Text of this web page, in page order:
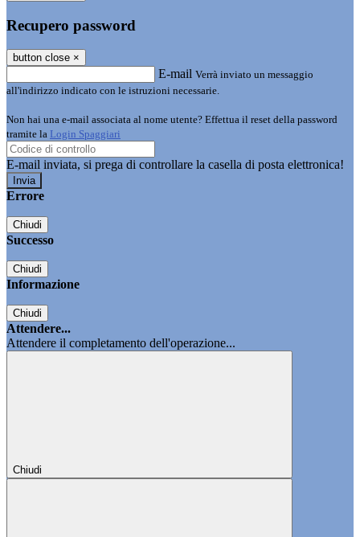
Recupero password
button close ×
E-mail Verrà inviato un messaggio
all'indirizzo indicato con le istruzioni necessarie.
Non hai una e-mail associata al nome utente? Effettua il reset della password
tramite la Login Spaggiari
E-mail inviata, si prega di controllare la casella di posta elettronica!
Errore
Chiudi
Successo
Chiudi
Informazione
Chiudi
Attendere...
Attendere il completamento dell'operazione...
Chiudi